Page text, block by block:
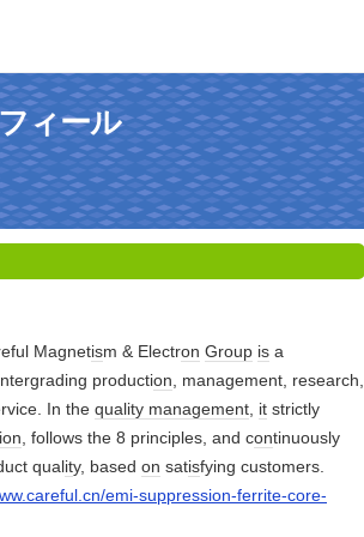
ィール
Magnetism & Electron Group is a
production, management, research,
In the quality management, it strictly
, follows the 8 principles, and continuously
quality, based on satisfying customers.
emi-suppression-ferrite-core-